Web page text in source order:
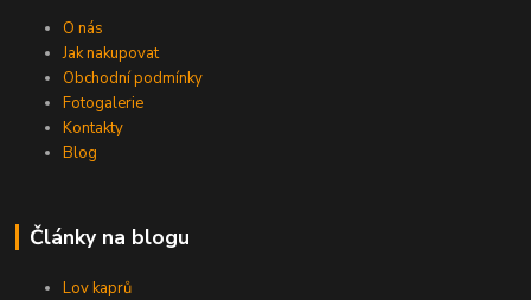
O nás
Jak nakupovat
Obchodní podmínky
Fotogalerie
Kontakty
Blog
Články na blogu
Lov kaprů